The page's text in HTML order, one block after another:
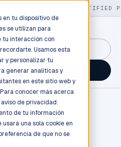
en tu dispositivo de
se utilizan para
tu interacción con
Usamos esta
y personalizar tu
generar analíticas y
en este sitio web y
conocer más acerca
aviso de privacidad.
de tu información
una sola cookie en
de que no se
130+ CERTIFIED
→
engineer →